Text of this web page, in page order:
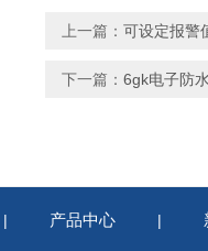
上一篇： 可设定报警
下一篇： 6gk电子防
产品中心 |